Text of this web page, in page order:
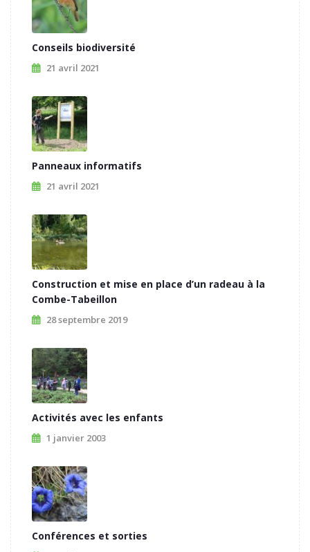
Conseils biodiversité
21 avril 2021
Panneaux informatifs
21 avril 2021
Construction et mise en place d’un radeau à la
Combe-Tabeillon
28 septembre 2019
Activités avec les enfants
1 janvier 2003
Conférences et sorties